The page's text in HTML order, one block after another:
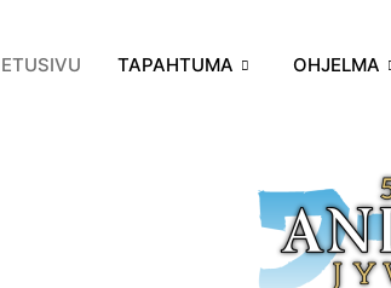
ETUSIVU TAPAHTUMA OHJELMA